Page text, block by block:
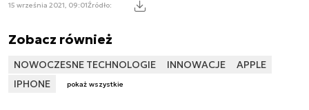
15 września 2021, 09:01Źródło:
Zobacz również
NOWOCZESNE TECHNOLOGIE INNOWACJE
APPLE
IPHONE
pokaż wszystkie